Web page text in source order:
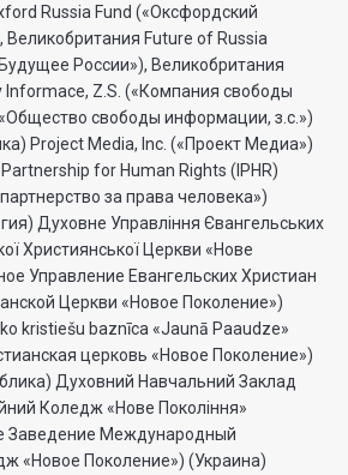
Russia Fund («Оксфордский
Великобритания Future of Russia
России»), Великобритания
Informace, Z.S. («Компания свободы
свободы информации, з.с.»)
Project Media, Inc. («Проект Медиа»)
for Human Rights (IPHR)
за права человека»)
Духовне Управлiння Євангельських
Християнської Церкви «Нове
Управление Евангельских Христиан
Церкви «Новое Поколение»)
kristiešu baznīca «Jaunā Paaudze»
церковь «Новое Поколение»)
Духовний Навчальний Заклад
Коледж «Нове Покоління»
Заведение Международный
«Новое Поколение») (Украина)